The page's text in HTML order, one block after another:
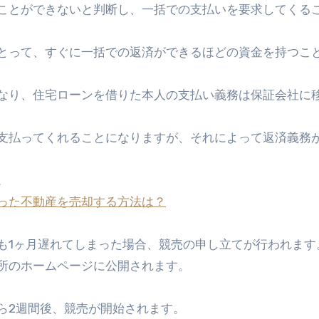
ができないと判断し、一括での支払いを要求してくる
て、すぐに一括での返済ができるほどの資金を持つこ
、住宅ローンを借りた本人の支払い義務は保証会社に
ってくれることになりますが、それによって返済義務
た不動産を売却する方法は？
ヶ月遅れてしまった場合、競売の申し立てが行われます
ホームページに公開されます。
週間後、競売が開始されます。